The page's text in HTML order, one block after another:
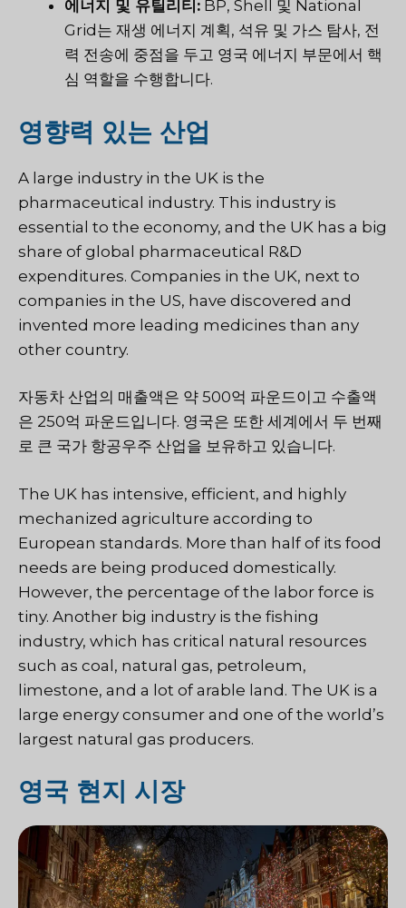
에너지 및 유틸리티: BP, Shell 및 National
Grid는 재생 에너지 계획, 석유 및 가스 탐사, 전
력 전송에 중점을 두고 영국 에너지 부문에서 핵
심 역할을 수행합니다.
영향력 있는 산업
A large industry in the UK is the
pharmaceutical industry. This industry is
essential to the economy, and the UK has a big
share of global pharmaceutical R&D
expenditures. Companies in the UK, next to
companies in the US, have discovered and
invented more leading medicines than any
other country.
자동차 산업의 매출액은 약 500억 파운드이고 수출액
은 250억 파운드입니다. 영국은 또한 세계에서 두 번째
로 큰 국가 항공우주 산업을 보유하고 있습니다.
The UK has intensive, efficient, and highly
mechanized agriculture according to
European standards. More than half of its food
needs are being produced domestically.
However, the percentage of the labor force is
tiny. Another big industry is the fishing
industry, which has critical natural resources
such as coal, natural gas, petroleum,
limestone, and a lot of arable land. The UK is a
large energy consumer and one of the world’s
largest natural gas producers.
영국 현지 시장